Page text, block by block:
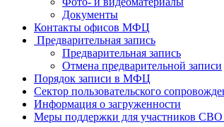
Документы
Контакты офисов МФЦ
Предварительная запись
Предварительная запись
Отмена предварительной записи
Порядок записи в МФЦ
Сектор пользовательского
Информация о загруженности
Меры поддержки для участников СВО